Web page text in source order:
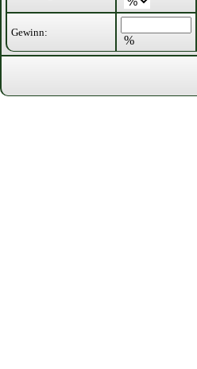
Gewinn:
%